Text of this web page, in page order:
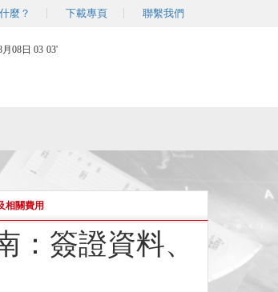
麼？ 下載專頁 聯繫我們
月08日 03 03'
相關費用
：簽證資料、